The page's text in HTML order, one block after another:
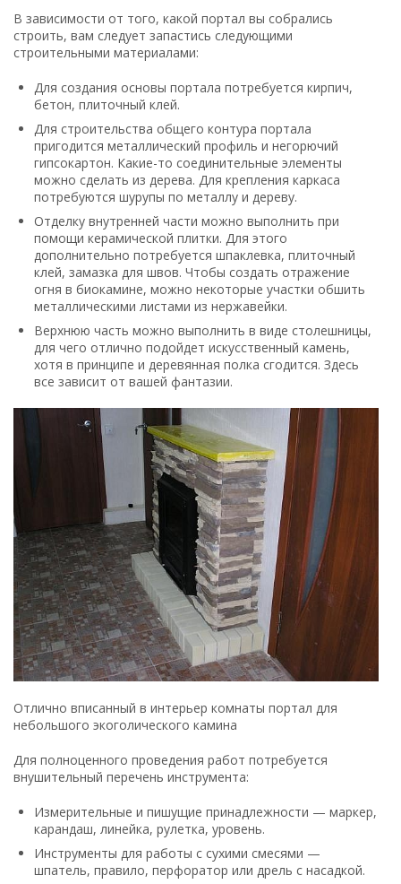
В зависимости от того, какой портал вы собрались
строить, вам следует запастись следующими
строительными материалами:
Для создания основы портала потребуется кирпич,
бетон, плиточный клей.
Для строительства общего контура портала
пригодится металлический профиль и негорючий
гипсокартон. Какие-то соединительные элементы
можно сделать из дерева. Для крепления каркаса
потребуются шурупы по металлу и дереву.
Отделку внутренней части можно выполнить при
помощи керамической плитки. Для этого
дополнительно потребуется шпаклевка, плиточный
клей, замазка для швов. Чтобы создать отражение
огня в биокамине, можно некоторые участки обшить
металлическими листами из нержавейки.
Верхнюю часть можно выполнить в виде столешницы,
для чего отлично подойдет искусственный камень,
хотя в принципе и деревянная полка сгодится. Здесь
все зависит от вашей фантазии.
Отлично вписанный в интерьер комнаты портал для
небольшого экоголического камина
Для полноценного проведения работ потребуется
внушительный перечень инструмента:
Измерительные и пишущие принадлежности — маркер,
карандаш, линейка, рулетка, уровень.
Инструменты для работы с сухими смесями —
шпатель, правило, перфоратор или дрель с насадкой.